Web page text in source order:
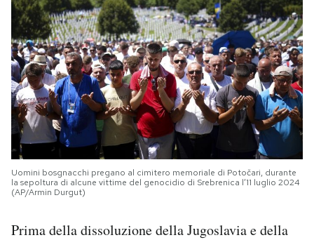
Uomini bosgnacchi pregano al cimitero memoriale di Potočari, durante
la sepoltura di alcune vittime del genocidio di Srebrenica l’11 luglio 2024
(AP/Armin Durgut)
Prima della dissoluzione della Jugoslavia e della